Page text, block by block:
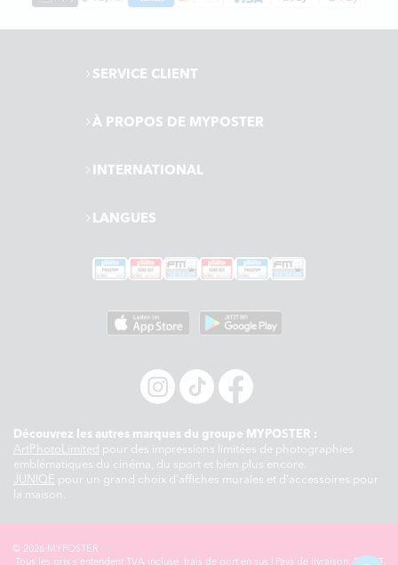
À PROPOS DE MYPOSTER
SERVICE CLIENT
INTERNATIONAL
LANGUES
Découvrez les autres marques du groupe MYPOSTER :
ArtPhotoLimited pour des impressions limitées de photographies
emblématiques du cinéma, du sport et bien plus encore.
JUNIQE pour un grand choix d'affiches murales et d'accessoires pour
la maison.
© 2026 MYPOSTER
Tous les prix s'entendent TVA incluse, frais de port en sus | Pays de livraison: DE, AT,